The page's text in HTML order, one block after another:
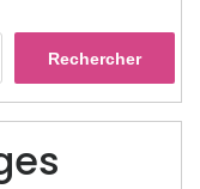
Rechercher